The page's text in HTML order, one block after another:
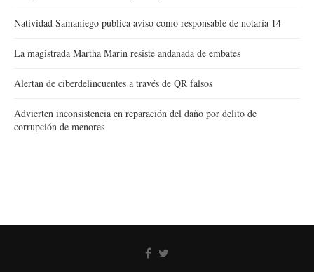
Natividad Samaniego publica aviso como responsable de notaría 14
La magistrada Martha Marín resiste andanada de embates
Alertan de ciberdelincuentes a través de QR falsos
Advierten inconsistencia en reparación del daño por delito de
corrupción de menores